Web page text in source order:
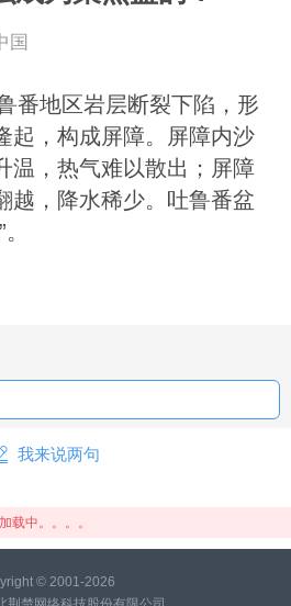
国
番地区岩层断裂下陷，形
起，构成屏障。屏障内沙
温，热气难以散出；屏障
越，降水稀少。吐鲁番盆
我来说两句
加载中。。。。
© 2001-2026